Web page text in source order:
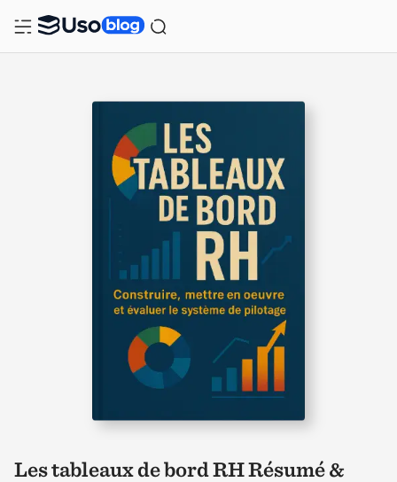
Les tableaux de bord RH Résumé &